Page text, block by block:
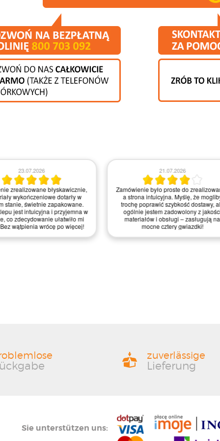
23.07.2026
błyskawicznie,
wykończeniowe dotarły w
świetnie zapakowane.
jest intuicyjna i przyjemna w
zdecydowanie ułatwiło mi
wątpienia wrócę po więcej!
21.07.2026
Zamówienie było proste do zrealizowania,
a strona intuicyjna. Myślę, że mogliby
trochę poprawić szybkość dostawy, ale
ogólnie jestem zadowolony z jakości
materiałów i obsługi – zasługują na
mocne cztery gwiazdki!
zuverlässige
Lieferung
Sie unterstützen uns: